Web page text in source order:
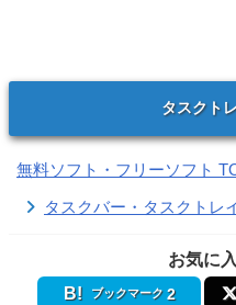
タスクト
無料ソフト・フリーソフト
タスクバー・タスクトレ
お気に
ブックマーク 2